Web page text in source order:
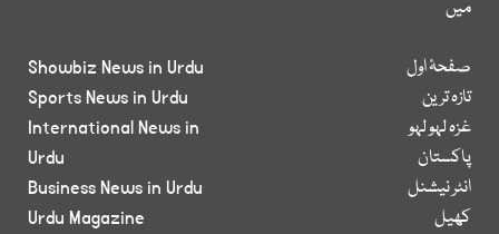
میں
صفحۂ اول
تازہ ترین
غزہ لہو لہو
پاکستان
انٹر نیشنل
کھیل
Showbiz News in Urdu
Sports News in Urdu
International News in
Urdu
Business News in Urdu
Urdu Magazine